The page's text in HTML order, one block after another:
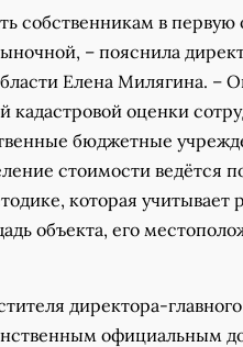
собственникам в первую
– пояснила
Елена Милягина. –
кадастровой оценки
бюджетные
стоимости ведётся
которая
объекта, его
директора-
официальным